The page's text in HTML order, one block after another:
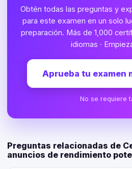
Obtén todas las preguntas y
para este examen en un solo
preparación. Más de 1,000
idiomas ·
Aprueba tu examen
No se requiere
Preguntas relacionadas de
anuncios de rendimiento